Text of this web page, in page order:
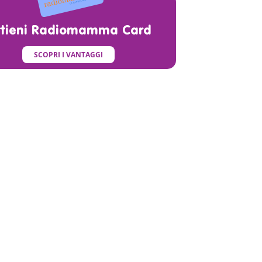
Radiomamma Card
SCOPRI I VANTAGGI